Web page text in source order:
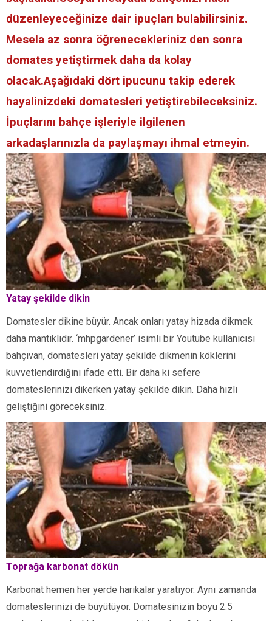
düzenleyeceğinize dair ipuçları bulabilirsiniz.
Mesela az sonra öğrenecekleriniz den sonra
domates yetiştirmek daha da kolay
olacak.Aşağıdaki dört ipucunu takip ederek
hayalinizdeki domatesleri yetiştirebileceksiniz.
İpuçlarını bahçe işleriyle ilgilenen
arkadaşlarınızla da paylaşmayı ihmal etmeyin.
Yatay şekilde dikin
Domatesler dikine büyür. Ancak onları yatay hizada dikmek
daha mantıklıdır. ‘mhpgardener’ isimli bir Youtube kullanıcısı
bahçıvan, domatesleri yatay şekilde dikmenin köklerini
kuvvetlendirdiğini ifade etti. Bir daha ki sefere
domateslerinizi dikerken yatay şekilde dikin. Daha hızlı
geliştiğini göreceksiniz.
Toprağa karbonat dökün
Karbonat hemen her yerde harikalar yaratıyor. Aynı zamanda
domateslerinizi de büyütüyor. Domatesinizin boyu 2.5